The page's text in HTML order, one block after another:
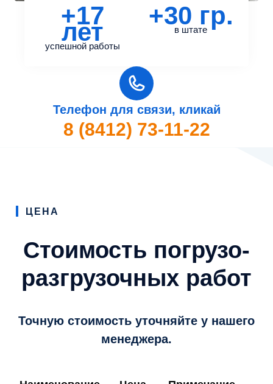
+17
лет
успешной работы
+30 гр.
в штате
Телефон для связи, кликай
8 (8412) 73-11-22
ЦЕНА
Стоимость погрузо-
разгрузочных работ
Точную стоимость уточняйте у нашего
менеджера.